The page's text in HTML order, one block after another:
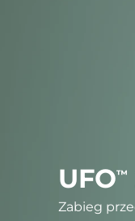
UFO™
Zabieg